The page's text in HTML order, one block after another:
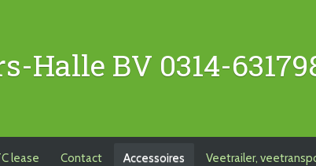
Halle BV 0314-
lease Contact Accessoires Veetrailer,